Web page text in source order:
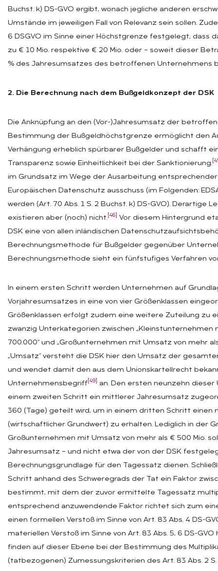
Buchst. k) DS-GVO ergibt, wonach jegliche anderen
Umstände im jeweiligen Fall von Relevanz sein sollen.
6 DSGVO im Sinne einer Höchstgrenze festgelegt, dass
zu € 10 Mio. respektive € 20 Mio. oder – soweit dieser
% des Jahresumsatzes des betroffenen Unternehmens
2. Die Berechnung nach dem Bußgeldkonzept der DSK
Die Anknüpfung an den (Vor-)Jahresumsatz der
Bestimmung der Bußgeldhöchstgrenze ermöglicht den
Verhängung erheblich spürbarer Bußgelder und schafft
Transparenz sowie Einheitlichkeit bei der Sanktionierung.
im Grundsatz im Wege der Ausarbeitung
Europäischen Datenschutz ausschuss (im Folgenden:
werden (Art. 70 Abs. 1 S. 2 Buchst. k) DS-GVO). Derartige
existieren aber (noch) nicht. [46]
Vor diesem Hintergrund
DSK eine von allen inländischen
Berechnungsmethode für Bußgelder gegenüber
Berechnungsmethode sieht ein fünfstufiges Verfahren
In einem ersten Schritt werden Unternehmen auf
Vorjahresumsatzes in eine von vier Größenklassen
Größenklassen erfolgt zudem eine weitere Zuteilung zu
zwanzig Unterkategorien zwischen „Kleinstunternehmen
700.000“ und „Großunternehmen mit Umsatz von mehr
„Umsatz“ versteht die DSK hier den Umsatz der
und wendet damit den aus dem Unionskartellrecht
Unternehmensbegriff [49]
an. Den ersten neunzehn dieser
einem zweiten Schritt ein mittlerer Jahresumsatz
360 (Tage) geteilt wird, um in einem dritten Schritt einen
(wirtschaftlicher Grundwert) zu erhalten. Lediglich in der
Großunternehmen mit Umsatz von mehr als € 500 Mio.
Jahresumsatz – und nicht etwa der von der DSK
Berechnungsgrundlage für den Tagessatz dienen.
Schritt anhand des Schweregrads der Tat ein Faktor
bestimmt, mit dem der zuvor ermittelte Tagessatz
entsprechend anzuwendende Faktor richtet sich zum
einen formellen Verstoß im Sinne von Art. 83 Abs. 4 DS-
materiellen Verstoß im Sinne von Art. 83 Abs. 5, 6 DS-
finden auf dieser Ebene bei der Bestimmung des
(tatbezogenen) Zumessungskriterien des Art. 83 Abs. 2 S.